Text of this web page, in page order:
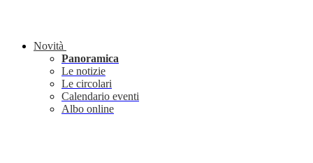
Novità
Panoramica
Le notizie
Le circolari
Calendario eventi
Albo online